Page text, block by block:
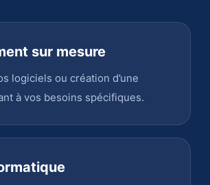
sur mesure
logiciels ou création d’une
à vos besoins spécifiques.